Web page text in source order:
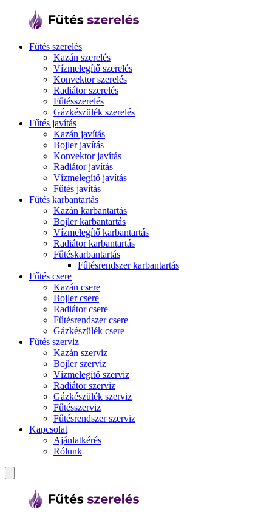
Fűtés szerelés
Kazán szerelés
Vízmelegítő szerelés
Konvektor szerelés
Radiátor szerelés
Fűtésszerelés
Gázkészülék szerelés
Fűtés javítás
Kazán javítás
Bojler javítás
Konvektor javítás
Radiátor javítás
Vízmelegítő javítás
Fűtés javítás
Fűtés karbantartás
Kazán karbantartás
Bojler karbantartás
Vízmelegítő karbantartás
Radiátor karbantartás
Fűtéskarbantartás
Fűtésrendszer karbantartás
Fűtés csere
Kazán csere
Bojler csere
Radiátor csere
Fűtésrendszer csere
Gázkészülék csere
Fűtés szerviz
Kazán szerviz
Bojler szerviz
Vízmelegítő szerviz
Radiátor szerviz
Gázkészülék szerviz
Fűtésszerviz
Fűtésrendszer szerviz
Kapcsolat
Ajánlatkérés
Rólunk